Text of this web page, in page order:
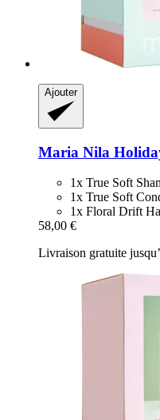
Ajouter
Maria Nila
1x True Soft
1x True Soft
1x Floral Drift
58,00 €
Livraison gratuite